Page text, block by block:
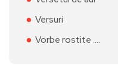
Versuri
Vorbe rostite ….